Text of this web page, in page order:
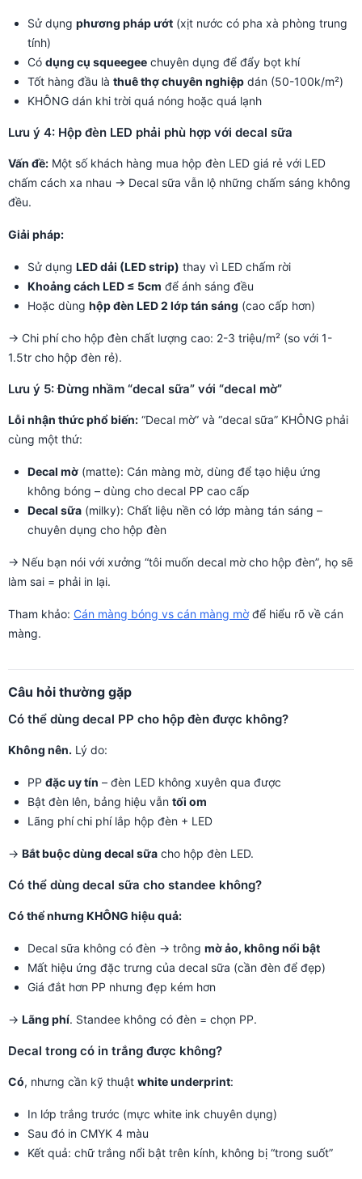
Sử dụng phương pháp ướt (xịt nước có pha xà phòng trung
tính)
Có dụng cụ squeegee chuyên dụng để đẩy bọt khí
Tốt hàng đầu là thuê thợ chuyên nghiệp dán (50-100k/m²)
KHÔNG dán khi trời quá nóng hoặc quá lạnh
Lưu ý 4: Hộp đèn LED phải phù hợp với decal sữa
Vấn đề: Một số khách hàng mua hộp đèn LED giá rẻ với LED
chấm cách xa nhau → Decal sữa vẫn lộ những chấm sáng không
đều.
Giải pháp:
Sử dụng LED dải (LED strip) thay vì LED chấm rời
Khoảng cách LED ≤ 5cm để ánh sáng đều
Hoặc dùng hộp đèn LED 2 lớp tán sáng (cao cấp hơn)
→ Chi phí cho hộp đèn chất lượng cao: 2-3 triệu/m² (so với 1-
1.5tr cho hộp đèn rẻ).
Lưu ý 5: Đừng nhầm “decal sữa” với “decal mờ”
Lỗi nhận thức phổ biến: “Decal mờ” và “decal sữa” KHÔNG phải
cùng một thứ:
Decal mờ (matte): Cán màng mờ, dùng để tạo hiệu ứng
không bóng – dùng cho decal PP cao cấp
Decal sữa (milky): Chất liệu nền có lớp màng tán sáng –
chuyên dụng cho hộp đèn
→ Nếu bạn nói với xưởng “tôi muốn decal mờ cho hộp đèn”, họ sẽ
làm sai = phải in lại.
Tham khảo: Cán màng bóng vs cán màng mờđể hiểu rõ về cán
màng.
Câu hỏi thường gặp
Có thể dùng decal PP cho hộp đèn được không?
Không nên. Lý do:
PP đặc uy tín – đèn LED không xuyên qua được
Bật đèn lên, bảng hiệu vẫn tối om
Lãng phí chi phí lắp hộp đèn + LED
→ Bắt buộc dùng decal sữa cho hộp đèn LED.
Có thể dùng decal sữa cho standee không?
Có thể nhưng KHÔNG hiệu quả:
Decal sữa không có đèn → trông mờ ảo, không nổi bật
Mất hiệu ứng đặc trưng của decal sữa (cần đèn để đẹp)
Giá đắt hơn PP nhưng đẹp kém hơn
→ Lãng phí. Standee không có đèn = chọn PP.
Decal trong có in trắng được không?
Có, nhưng cần kỹ thuật white underprint:
In lớp trắng trước (mực white ink chuyên dụng)
Sau đó in CMYK 4 màu
Kết quả: chữ trắng nổi bật trên kính, không bị “trong suốt”